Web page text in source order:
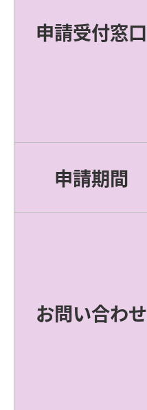
申請受付窓口
申請期間
お問い合わせ